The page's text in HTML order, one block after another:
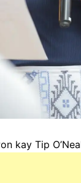
kay Tip